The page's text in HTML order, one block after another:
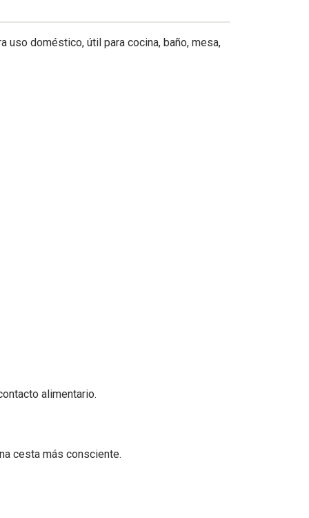
doméstico, útil para cocina, baño, mesa,
alimentario.
cesta más consciente.